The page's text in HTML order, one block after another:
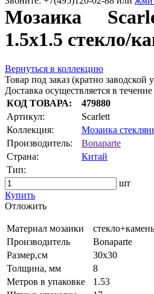
Мозаика
1.5x1.5 стекло/
Вернуться в коллекцию
Товар под заказ (кратно заводской
Доставка осуществляется в
КОД ТОВАРА:
479880
Артикул:
Scarlett
Коллекция:
Мозаика
Производитель:
Bonaparte
Страна:
Китай
Тип:
шт
Купить
Oтложить
Материал мозаики
стекло+камень
Производитель
Bonaparte
Размер,см
30х30
Толщина, мм
8
Метров в упаковке
1.53